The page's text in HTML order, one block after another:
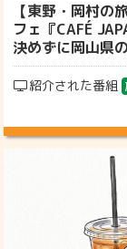
【東野・岡村の
フェ『CAFÉ
決めずに岡山県
紹介された番組